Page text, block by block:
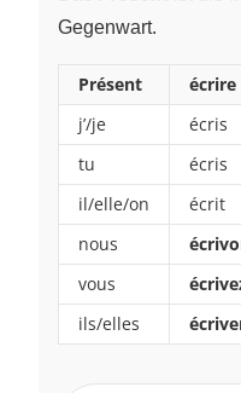
Gegenwart.
Présent écrire
j’/je
écris
tu
écris
il/elle/on
écrit
nous
vous
ils/elles